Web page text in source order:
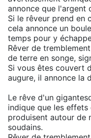
annonce que l'argent
Si le rêveur prend en
cela annonce un
temps pour y
Rêver de
de terre en songe,
Si vous êtes couvert
augure, il annonce la
Le rêve d'un
indique que les effets
produisent autour de
soudains.